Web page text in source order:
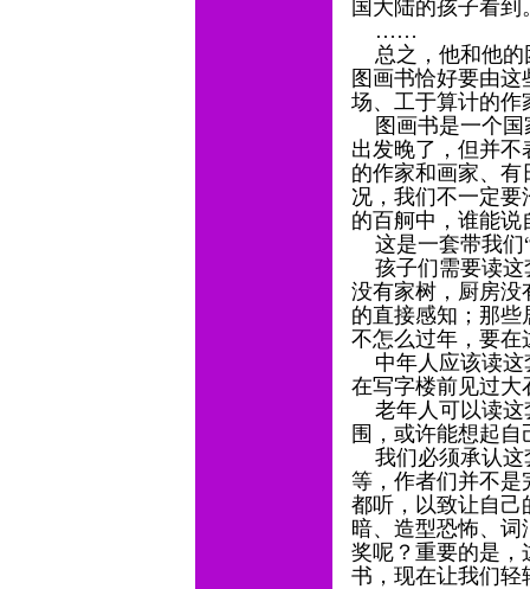
国大陆的孩子看
……
总之，他和他的
图画书恰好要由
场、工于算计的
图画书是一个国
出发晚了，但并
的作家和画家、
况，我们不一定
的百舸中，谁能
这是一套带我
孩子们需要读这
没有家树，厨房没
的直接感知；那
不怎么过年，要在
中年人应该读这
在写字楼前见过
老年人可以读这
围，或许能想起
我们必须承认这
等，作者们并不是
都听，以致让自己
暗、造型恐怖、
奖呢？重要的是，
书，现在让我们